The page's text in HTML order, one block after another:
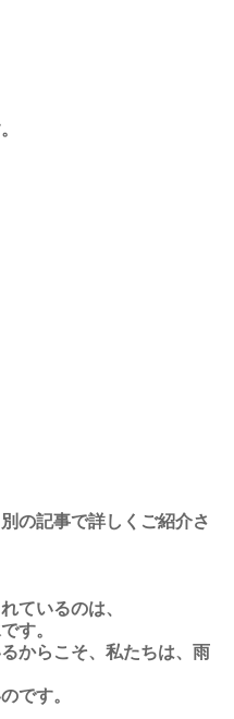
の記事で詳しくご紹介さ
ているのは、
す。
からこそ、私たちは、雨
です。